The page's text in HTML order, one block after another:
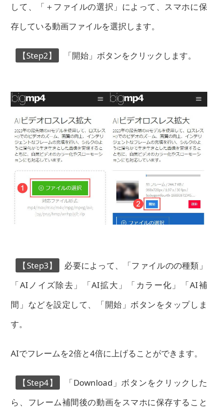
して、「＋ファイルの選択」によって、スマホに保
存している動画ファイルを選択します。
【Step2】 「開始」ボタンをクリックします。
【Step3】
必要によって、「ファイルのの種類」
「AIノイズ除去」「AI拡大」「カラー化」「AI補
間」などを設定して、「開始」ボタンをタップしま
す。
AIでフレームを2倍と4倍に上げることができます。
【Step4】
「Download」ボタンをクリックした
ら、フレーム補間後の動画をスマホに保存すること